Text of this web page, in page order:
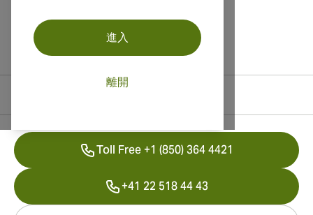
進入
離開
Toll Free +1 (850) 364 4421
+41 22 518 44 43